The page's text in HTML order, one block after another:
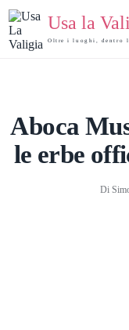
contenuto
Usa la
Oltre i luoghi, dentro
Aboca
le erbe
Di